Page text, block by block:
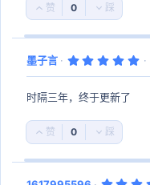
好
评
0
否
决
墨子言
5
0
时隔三年，终于更新了
好
评
0
否
决